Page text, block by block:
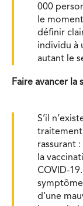
000
le
définir
individu à
autant le
Faire avancer la
S’il
rassurant
la
COVID-
d’une